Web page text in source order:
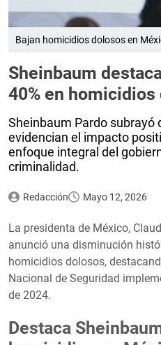
Bajan homicidios dolosos en
Sheinbaum
40% en homicidios
Sheinbaum Pardo subrayó
evidencian el impacto
enfoque integral del
criminalidad.
Redacción Mayo 12, 2026
La presidenta de México,
anunció una disminución
homicidios dolosos,
Nacional de Seguridad
de 2024.
Destaca